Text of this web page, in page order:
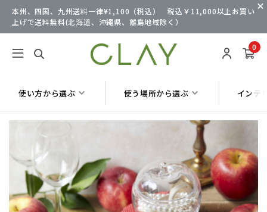
本州、四国、九州送料一律¥1,100（税込） 税込￥11,000以上お買い
上げで送料無料(北海道、沖縄県、離島地域除く）
0
使い方から選ぶ 使う場所から選ぶ インテ